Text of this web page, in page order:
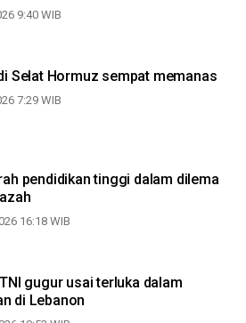
9:40 WIB
Selat Hormuz sempat memanas
7:29 WIB
pendidikan tinggi dalam dilema
16:18 WIB
gugur usai terluka dalam
di Lebanon